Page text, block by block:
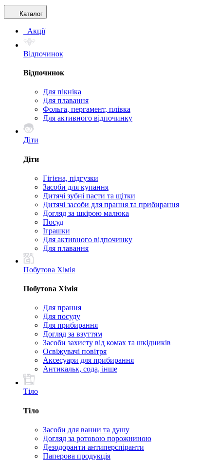
Каталог
Акції
Відпочинок
Відпочинок
Для пікніка
Для плавання
Фольга, пергамент, плівка
Для активного відпочинку
Діти
Діти
Гігієна, підгузки
Засоби для купання
Дитячі зубні пасти та щітки
Дитячі засоби для прання та прибирання
Догляд за шкірою малюка
Посуд
Іграшки
Для активного відпочинку
Для плавання
Побутова Хімія
Побутова Хімія
Для прання
Для посуду
Для прибирання
Догляд за взуттям
Засоби захисту від комах та шкідників
Освіжувачі повітря
Аксесуари для прибирання
Антикальк, сода, інше
Тіло
Тіло
Засоби для ванни та душу
Догляд за ротовою порожниною
Дезодоранти антиперспіранти
Паперова продукція